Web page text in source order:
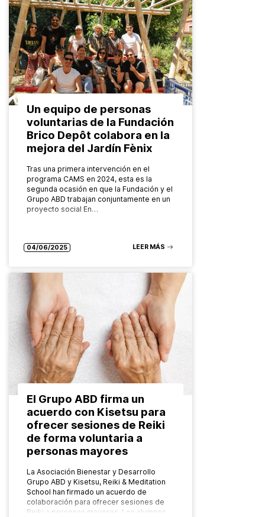
Un equipo de personas
voluntarias de la Fundación
Brico Depôt colabora en la
mejora del Jardín Fènix
Tras una primera intervención en el
programa CAMS en 2024, esta es la
segunda ocasión en que la Fundación y el
Grupo ABD trabajan conjuntamente en un
proyecto social En…
04/06/2025 LEER MÁS
El Grupo ABD firma un
acuerdo con Kisetsu para
ofrecer sesiones de Reiki
de forma voluntaria a
personas mayores
La Asociación Bienestar y Desarrollo
Grupo ABD y Kisetsu, Reiki & Meditation
School han firmado un acuerdo de
colaboración para ofrecer sesiones de
Reiki a personas mayores. Los alumnos